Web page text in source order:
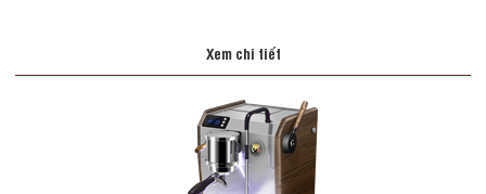
Xem chi tiết